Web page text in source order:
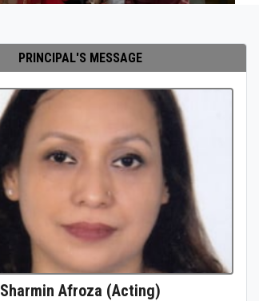
PRINCIPAL'S MESSAGE
Sharmin Afroza (Acting)